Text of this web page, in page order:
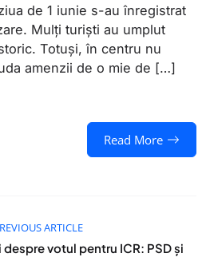
de 1 iunie s-au înregistrat
Mulți turiști au umplut
Totuși, în centru nu
amenzii de o mie de […]
Read More
ARTICLE
votul pentru ICR: PSD și